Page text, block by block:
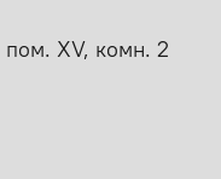
ХV, комн. 2